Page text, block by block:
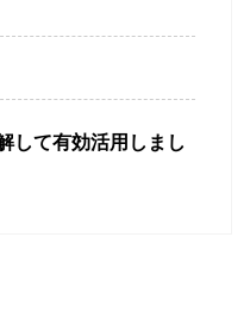
て有効活用しまし